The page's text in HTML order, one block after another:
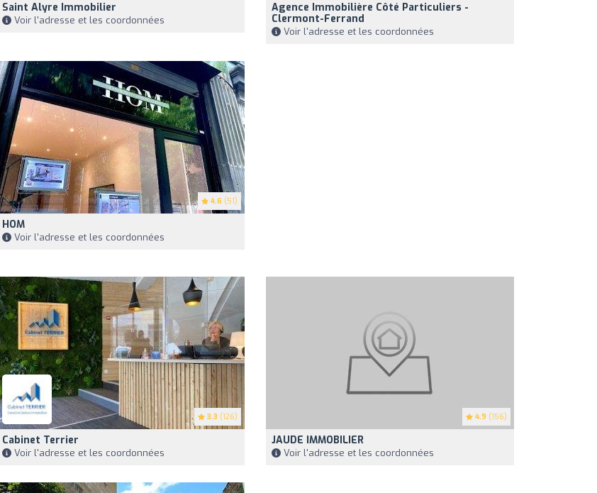
Saint Alyre Immobilier
Voir l'adresse et les coordonnées
Agence Immobilière Côté Particuliers -
Clermont-Ferrand
Voir l'adresse et les coordonnées
4.6 (51)
HOM
Voir l'adresse et les coordonnées
3.3 (126)
Cabinet Terrier
Voir l'adresse et les coordonnées
4.9 (156)
JAUDE IMMOBILIER
Voir l'adresse et les coordonnées